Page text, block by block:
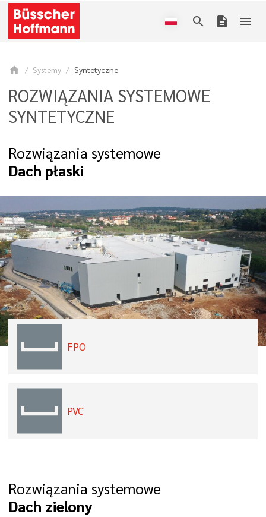
search description menu
home Systemy Syntetyczne
ROZWIĄZANIA SYSTEMOWE
SYNTETYCZNE
Rozwiązania systemowe
Dach płaski
FPO
PVC
Rozwiązania systemowe
Dach zielony